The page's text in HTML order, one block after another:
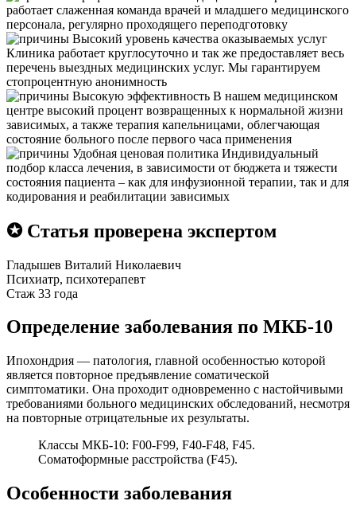
работает слаженная команда врачей и младшего медицинского
персонала, регулярно проходящего переподготовку
Высокий уровень качества оказываемых услуг
Клиника работает круглосуточно и так же предоставляет весь
перечень выездных медицинских услуг. Мы гарантируем
стопроцентную анонимность
Высокую эффективность В нашем медицинском
центре высокий процент возвращенных к нормальной жизни
зависимых, а также терапия капельницами, облегчающая
состояние больного после первого часа применения
Удобная ценовая политика Индивидуальный
подбор класса лечения, в зависимости от бюджета и тяжести
состояния пациента – как для инфузионной терапии, так и для
кодирования и реабилитации зависимых
✪ Статья проверена экспертом
Гладышев Виталий Николаевич
Психиатр, психотерапевт
Стаж 33 года
Определение заболевания по МКБ-10
Ипохондрия — патология, главной особенностью которой
является повторное предъявление соматической
симптоматики. Она проходит одновременно с настойчивыми
требованиями больного медицинских обследований, несмотря
на повторные отрицательные их результаты.
Классы МКБ-10: F00-F99, F40-F48, F45.
Соматоформные расстройства (F45).
Особенности заболевания